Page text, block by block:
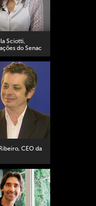
Sciotti,
do Senac
CEO da